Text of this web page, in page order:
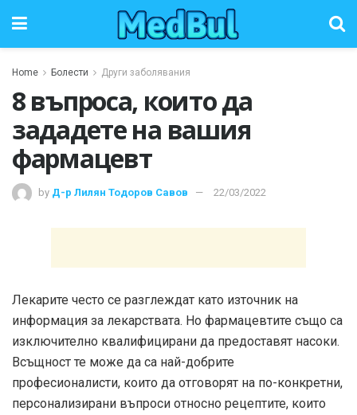
Home Болести Други заболявания
8 въпроса, които да
зададете на вашия
фармацевт
by Д-р Лилян Тодоров Савов 22/03/2022
Лекарите често се разглеждат като източник на
информация за лекарствата. Но фармацевтите също са
изключително квалифицирани да предоставят насоки.
Всъщност те може да са най-добрите
професионалисти, които да отговорят на по-конкретни,
персонализирани въпроси относно рецептите, които